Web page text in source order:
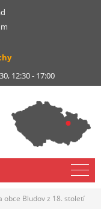
12:30 - 17:00
obce Bludov z 18. století